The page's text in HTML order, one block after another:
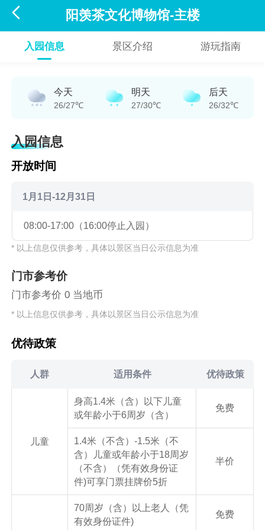
 阳羡茶文化博物馆-主楼
入园信息 景区介绍 游玩指南
今天
26/27℃
明天
27/30℃
后天
26/32℃
入园信息
开放时间
1月1日-12月31日
08:00-17:00（16:00停止入园）
* 以上信息仅供参考，具体以景区当日公示信息为准
门市参考价
门市参考价 0 当地币
* 以上信息仅供参考，具体以景区当日公示信息为准
优待政策
人群 适用条件 优待政策
儿童
身高1.4米（含）以下儿童
或年龄小于6周岁（含）
免费
1.4米（不含）-1.5米（不
含）儿童或年龄小于18周岁
（不含）（凭有效身份证
件)可享门票挂牌价5折
半价
70周岁（含）以上老人（凭
有效身份证件)
免费